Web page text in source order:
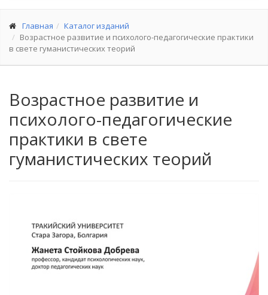
Главная
Каталог изданий
Возрастное развитие и психолого-педагогические практики
в свете гуманистических теорий
Возрастное развитие и
психолого-педагогические
практики в свете
гуманистических теорий